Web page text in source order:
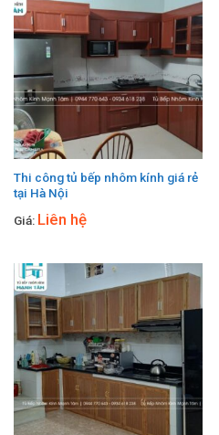
Thi công tủ bếp nhôm kính giá rẻ
tại Hà Nội
Giá: Liên hệ